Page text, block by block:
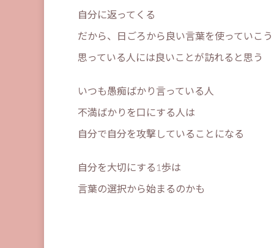
自分に返ってくる
だから、日ごろから良い言葉を使っていこ
思っている人には良いことが訪れると思う
いつも愚痴ばかり言っている人
不満ばかりを口にする人は
自分で自分を攻撃していることになる
自分を大切にする1歩は
言葉の選択から始まるのかも